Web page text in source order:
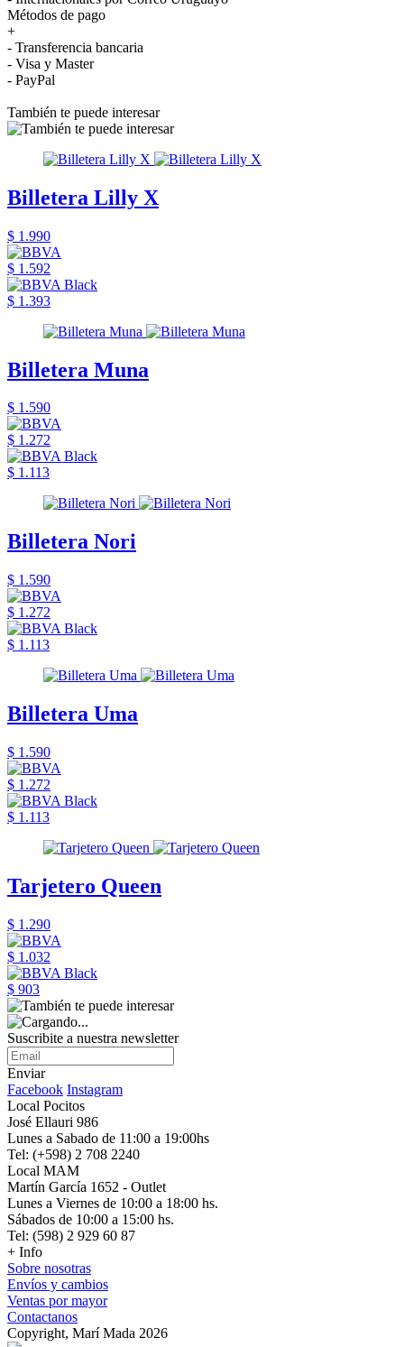
Métodos de pago
+
- Transferencia bancaria
- Visa y Master
- PayPal
También te puede interesar
Billetera Lilly X
$ 1.990
$ 1.592
$ 1.393
Billetera Muna
$ 1.590
$ 1.272
$ 1.113
Billetera Nori
$ 1.590
$ 1.272
$ 1.113
Billetera Uma
$ 1.590
$ 1.272
$ 1.113
Tarjetero Queen
$ 1.290
$ 1.032
$ 903
Suscribite a nuestra newsletter
Enviar
Facebook Instagram
Local Pocitos
José Ellauri 986
Lunes a Sabado de 11:00 a 19:00hs
Tel: (+598) 2 708 2240
Local MAM
Martín García 1652 - Outlet
Lunes a Viernes de 10:00 a 18:00 hs.
Sábados de 10:00 a 15:00 hs.
Tel: (598) 2 929 60 87
+ Info
Sobre nosotras
Envíos y cambios
Ventas por mayor
Contactanos
Copyright, Marí Mada 2026